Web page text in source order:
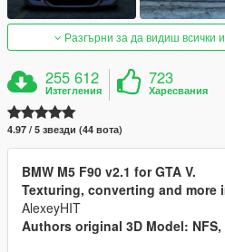
Разгърни за да видиш всички
255 612
Изтегления
723
Харесвания
4.97 / 5 звезди (44 вота)
BMW M5 F90 v2.1 for GTA V.
Texturing, converting and more
AlexeyHIT
Authors original 3D Model: